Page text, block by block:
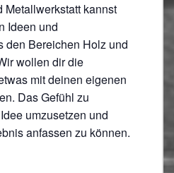
Metallwerkstatt kannst
Ideen und
den Bereichen Holz und
wollen dir die
mit deinen eigenen
Das Gefühl zu
umzusetzen und
anfassen zu können.